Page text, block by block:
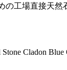
の工場直接天然